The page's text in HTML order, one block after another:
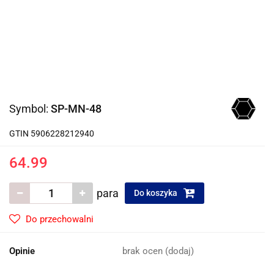
Symbol: SP-MN-48
GTIN 5906228212940
64.99
para Do koszyka
Do przechowalni
Opinie brak ocen (dodaj)